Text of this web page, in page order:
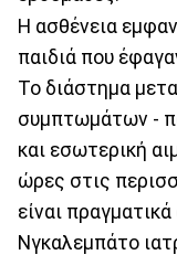
Η ασθένεια
παιδιά που
Το διάστημα
συμπτωμάτων -
και εσωτερική
ώρες στις
είναι
Νγκαλεμπάτο